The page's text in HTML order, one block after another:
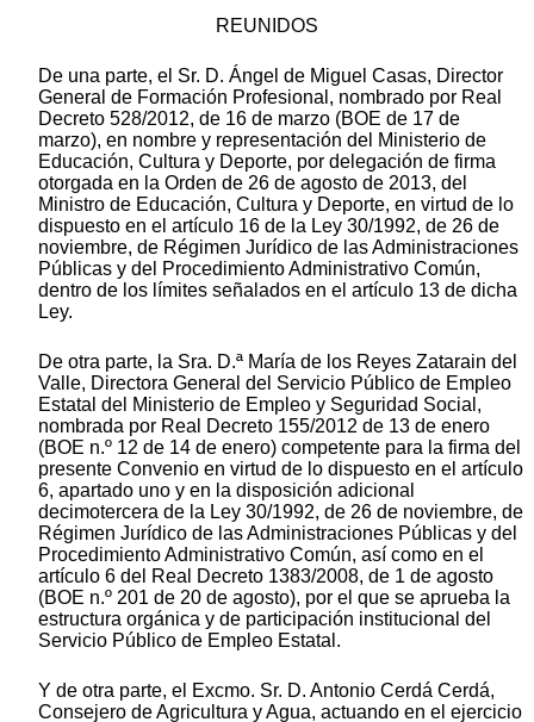
REUNIDOS
De una parte, el Sr. D. Ángel de Miguel Casas, Director
General de Formación Profesional, nombrado por Real
Decreto 528/2012, de 16 de marzo (BOE de 17 de
marzo), en nombre y representación del Ministerio de
Educación, Cultura y Deporte, por delegación de firma
otorgada en la Orden de 26 de agosto de 2013, del
Ministro de Educación, Cultura y Deporte, en virtud de lo
dispuesto en el artículo 16 de la Ley 30/1992, de 26 de
noviembre, de Régimen Jurídico de las Administraciones
Públicas y del Procedimiento Administrativo Común,
dentro de los límites señalados en el artículo 13 de dicha
Ley.
De otra parte, la Sra. D.ª María de los Reyes Zatarain del
Valle, Directora General del Servicio Público de Empleo
Estatal del Ministerio de Empleo y Seguridad Social,
nombrada por Real Decreto 155/2012 de 13 de enero
(BOE n.º 12 de 14 de enero) competente para la firma del
presente Convenio en virtud de lo dispuesto en el artículo
6, apartado uno y en la disposición adicional
decimotercera de la Ley 30/1992, de 26 de noviembre, de
Régimen Jurídico de las Administraciones Públicas y del
Procedimiento Administrativo Común, así como en el
artículo 6 del Real Decreto 1383/2008, de 1 de agosto
(BOE n.º 201 de 20 de agosto), por el que se aprueba la
estructura orgánica y de participación institucional del
Servicio Público de Empleo Estatal.
Y de otra parte, el Excmo. Sr. D. Antonio Cerdá Cerdá,
Consejero de Agricultura y Agua, actuando en el ejercicio